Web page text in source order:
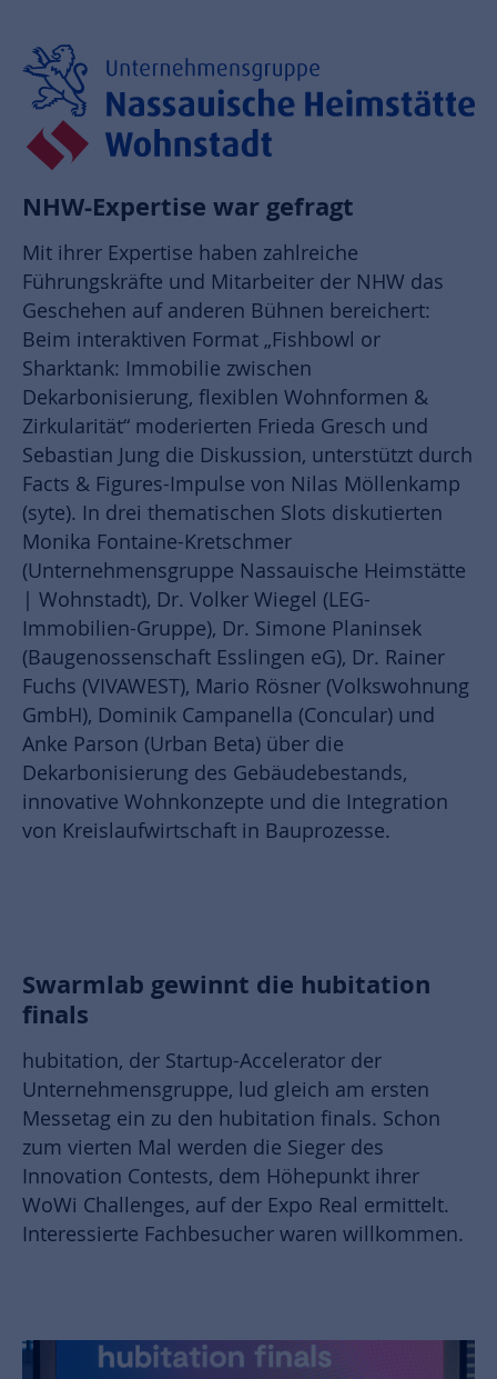
NHW-Expertise war gefragt
Mit ihrer Expertise haben zahlreiche
Führungskräfte und Mitarbeiter der NHW das
Geschehen auf anderen Bühnen bereichert:
Beim interaktiven Format „Fishbowl or
Sharktank: Immobilie zwischen
Dekarbonisierung, flexiblen Wohnformen &
Zirkularität“ moderierten Frieda Gresch und
Sebastian Jung die Diskussion, unterstützt durch
Facts & Figures-Impulse von Nilas Möllenkamp
(syte). In drei thematischen Slots diskutierten
Monika Fontaine-Kretschmer
(Unternehmensgruppe Nassauische Heimstätte
| Wohnstadt), Dr. Volker Wiegel (LEG-
Immobilien-Gruppe), Dr. Simone Planinsek
(Baugenossenschaft Esslingen eG), Dr. Rainer
Fuchs (VIVAWEST), Mario Rösner (Volkswohnung
GmbH), Dominik Campanella (Concular) und
Anke Parson (Urban Beta) über die
Dekarbonisierung des Gebäudebestands,
innovative Wohnkonzepte und die Integration
von Kreislaufwirtschaft in Bauprozesse.
Swarmlab gewinnt die hubitation
finals
hubitation, der Startup-Accelerator der
Unternehmensgruppe, lud gleich am ersten
Messetag ein zu den hubitation finals. Schon
zum vierten Mal werden die Sieger des
Innovation Contests, dem Höhepunkt ihrer
WoWi Challenges, auf der Expo Real ermittelt.
Interessierte Fachbesucher waren willkommen.